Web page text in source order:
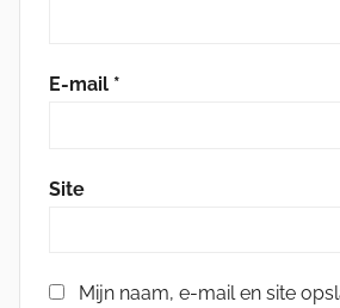
E-mail *
Site
Mijn naam, e-mail en site